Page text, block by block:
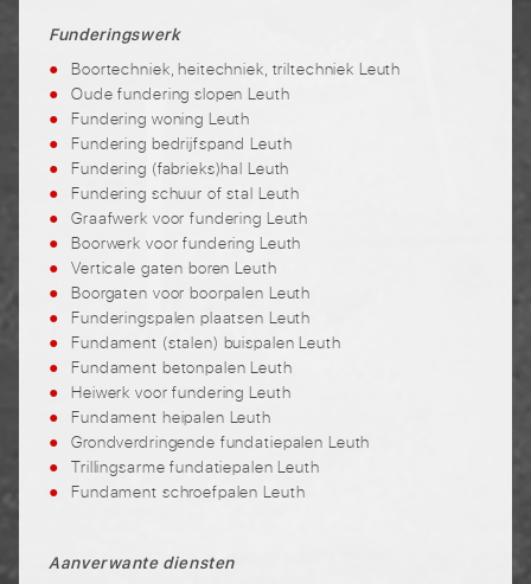
Funderingswerk
Boortechniek, heitechniek, triltechniek Leuth
Oude fundering slopen Leuth
Fundering woning Leuth
Fundering bedrijfspand Leuth
Fundering (fabrieks)hal Leuth
Fundering schuur of stal Leuth
Graafwerk voor fundering Leuth
Boorwerk voor fundering Leuth
Verticale gaten boren Leuth
Boorgaten voor boorpalen Leuth
Funderingspalen plaatsen Leuth
Fundament (stalen) buispalen Leuth
Fundament betonpalen Leuth
Heiwerk voor fundering Leuth
Fundament heipalen Leuth
Grondverdringende fundatiepalen Leuth
Trillingsarme fundatiepalen Leuth
Fundament schroefpalen Leuth
Aanverwante diensten